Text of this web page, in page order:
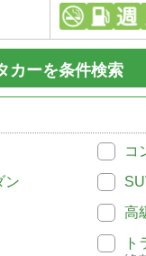
カーを条件検索
コ
ン
高
ト